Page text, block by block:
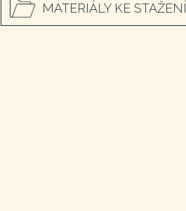
MATERIÁLY KE STAŽENÍ